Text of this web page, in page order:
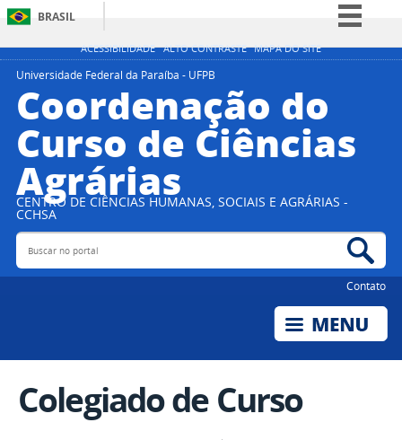
ACESSIBILIDADE ALTO CONTRASTE MAPA DO SITE
BRASIL
Simplifique!
Participe
Acesso à informação
Legislação
Universidade Federal da Paraíba - UFPB
Coordenação do
Curso de Ciências
Agrárias
CENTRO DE CIÊNCIAS HUMANAS, SOCIAIS E AGRÁRIAS -
CCHSA
Buscar no portal
Contato
Colegiado de Curso